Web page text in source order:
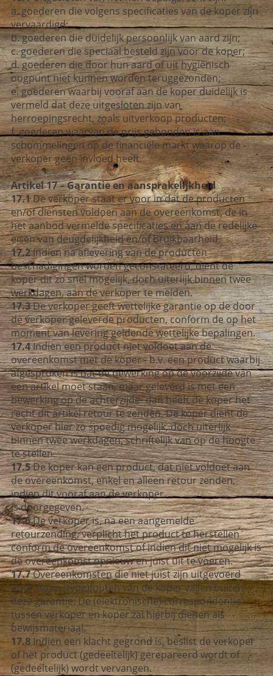
a. goederen die volgens specificaties van de koper zijn
vervaardigd;
b. goederen die duidelijk persoonlijk van aard zijn;
c. goederen die speciaal besteld zijn voor de koper;
d. goederen die door hun aard of uit hygiënisch
oogpunt niet kunnen worden teruggezonden;
e. goederen waarbij vooraf aan de koper duidelijk is
vermeld dat deze uitgesloten zijn van
herroepingsrecht, zoals uitverkoop producten;
f. goederen waarvan de prijs gebonden is aan
schommelingen op de financiële markt waarop de
verkoper geen invloed heeft.
Artikel 17 – Garantie en aansprakelijkheid
17.1De verkoper staat er voor in dat de producten
en/of diensten voldoen aan de overeenkomst, de in
het aanbod vermelde specificaties en aan de redelijke
eisen van deugdelijkheid en/of bruikbaarheid.
17.2Indien na aflevering van de producten
beschadigingen worden geconstateerd, dient de
koper dit zo snel mogelijk, doch uiterlijk binnen twee
werkdagen, aan de verkoper te melden.
17.3De verkoper geeft wettelijke garantie op de door
de verkoper geleverde producten, conform de op het
moment van levering geldende wettelijke bepalingen.
17.4Indien een product niet voldoet aan de
overeenkomst met de koper - b.v. een product waarbij
afgesproken is dat de bewerking op de voorzijde van
een artikel moet staan, maar geleverd is met een
bewerking op de achterzijde- dan heeft de koper het
recht dit artikel retour te zenden. De koper dient de
verkoper hier zo spoedig mogelijk, doch uiterlijk
binnen twee werkdagen, schriftelijk van op de hoogte
te stellen.
17.5De koper kan een product, dat niet voldoet aan
de overeenkomst, enkel en alleen retour zenden,
indien dit vooraf aan de verkoper
is doorgegeven.
17.6De verkoper is, na een aangemelde
retourzending, verplicht het product te herstellen
conform de overeenkomst of indien dit niet mogelijk is
de overeenkomst opnieuw en juist uit te voeren.
17.7Overeenkomsten die niet juist zijn uitgevoerd
door eigen (type)fouten van de koper vallen buiten
deze garantie. De (elektronische) correspondentie
tussen verkoper en koper zal hierbij dienen als
bewijsmateriaal.
17.8Indien een klacht gegrond is, beslist de verkoper
of het product (gedeeltelijk) gerepareerd wordt of
(gedeeltelijk) wordt vervangen.